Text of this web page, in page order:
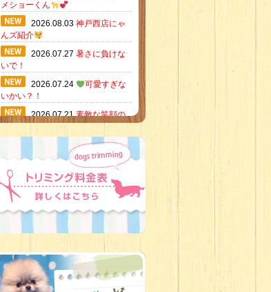
メショーくん
2026.08.03 神戸西店にゃ
んズ紹介
2026.07.27 暑さに負けな
いで！
2026.07.24
可愛すぎな
いかい？！
2026.07.21素敵な笑顔の
当店のイチオ
シにゃんこ
2026.07.15
ミニチュア
ピンシャーのご紹介
2026.07.09加古川店：可
2026.07.06 新入生紹介